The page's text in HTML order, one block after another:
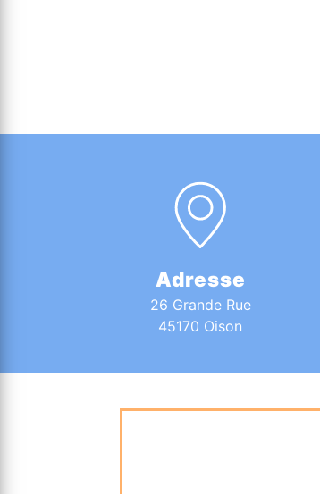
Adresse
26 Grande Rue
45170 Oison